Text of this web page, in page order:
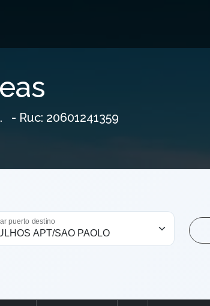
- Ruc: 20601241359
puerto destino